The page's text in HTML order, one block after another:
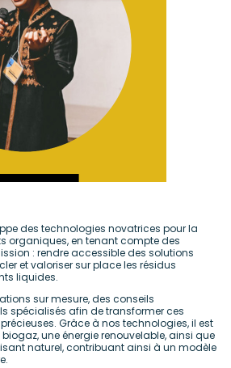
des technologies novatrices pour la
organiques, en tenant compte des
: rendre accessible des solutions
et valoriser sur place les résidus
liquides.
sur mesure, des conseils
spécialisés afin de transformer ces
Grâce à nos technologies, il est
une énergie renouvelable, ainsi que
naturel, contribuant ainsi à un modèle